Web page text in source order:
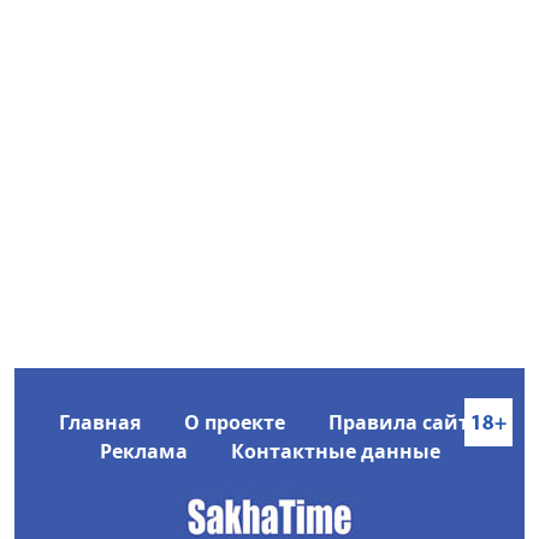
Главная О проекте
Правила сайта
Реклама
Контактные данные